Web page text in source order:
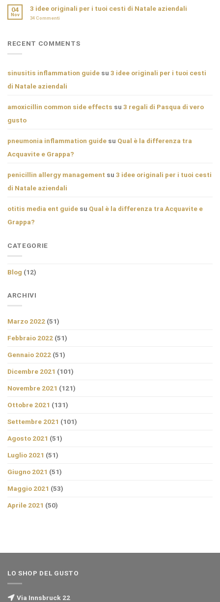
04
Nov
3 idee originali per i tuoi cesti di Natale aziendali
34Commenti
RECENT COMMENTS
sinusitis inflammation guide su 3 idee originali per i tuoi cesti
di Natale aziendali
amoxicillin common side effects su 3 regali di Pasqua di vero
gusto
pneumonia inflammation guide su Qual è la differenza tra
Acquavite e Grappa?
penicillin allergy management su 3 idee originali per i tuoi cesti
di Natale aziendali
otitis media ent guide su Qual è la differenza tra Acquavite e
Grappa?
CATEGORIE
Blog (12)
ARCHIVI
Marzo 2022 (51)
Febbraio 2022 (51)
Gennaio 2022 (51)
Dicembre 2021 (101)
Novembre 2021 (121)
Ottobre 2021 (131)
Settembre 2021 (101)
Agosto 2021 (51)
Luglio 2021 (51)
Giugno 2021 (51)
Maggio 2021 (53)
Aprile 2021 (50)
LO SHOP DEL GUSTO
Via Innsbruck 22